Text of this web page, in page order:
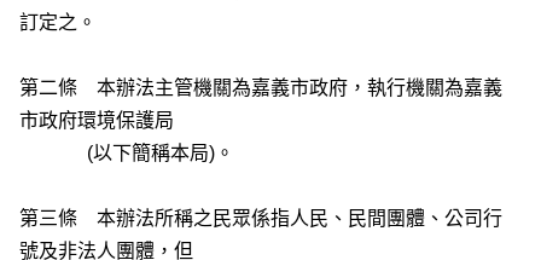
訂定之。
第二條 本辦法主管機關為嘉義市政府，執行機關為嘉義
市政府環境保護局
(以下簡稱本局)。
第三條 本辦法所稱之民眾係指人民、民間團體、公司行
號及非法人團體，但